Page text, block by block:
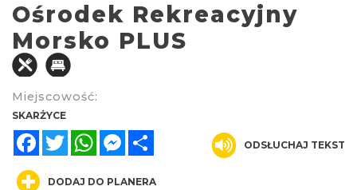
Ośrodek Rekreacyjny
Morsko PLUS
Miejscowość:
SKARŻYCE
FacebookTwitterWhatsAppMessenger
ODSŁUCHAJ TEKST
DODAJ DO PLANERA